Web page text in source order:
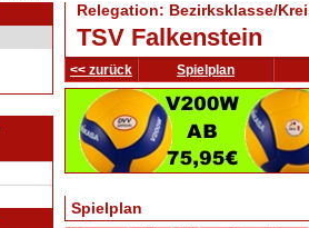
Relegation: Bezirksklasse/
TSV Falkenstein
<< zurück Spielplan
Spielplan